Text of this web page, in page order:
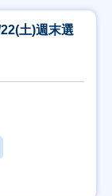
土)週末選